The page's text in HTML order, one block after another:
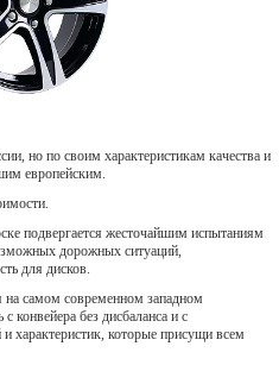
но по своим характеристикам качества и
европейским.
подвергается жесточайшим испытаниям
дорожных ситуаций,
для дисков.
на самом современном западном
конвейера без дисбаланса и с
характеристик, которые присущи всем